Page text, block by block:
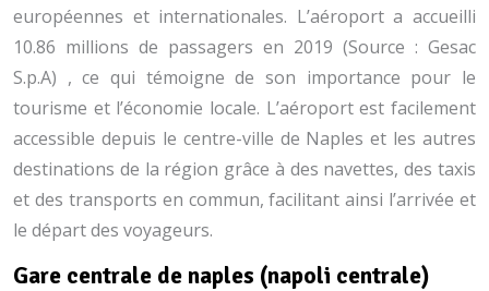
européennes et internationales. L’aéroport a accueilli
10.86 millions de passagers en 2019 (Source : Gesac
S.p.A) , ce qui témoigne de son importance pour le
tourisme et l’économie locale. L’aéroport est facilement
accessible depuis le centre-ville de Naples et les autres
destinations de la région grâce à des navettes, des taxis
et des transports en commun, facilitant ainsi l’arrivée et
le départ des voyageurs.
Gare centrale de naples (napoli centrale)